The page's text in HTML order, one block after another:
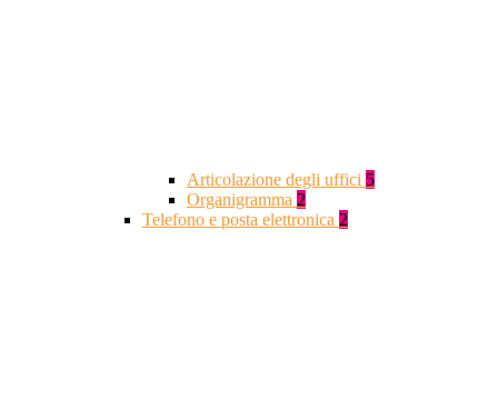
Articolazione degli uffici 5
Organigramma 2
Telefono e posta elettronica 2